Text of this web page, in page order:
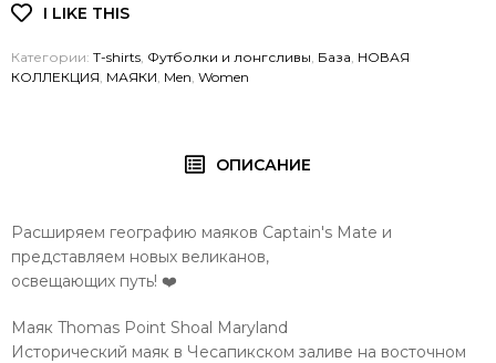
Категории: T-shirts Футболки и лонгсливы База НОВАЯ
КОЛЛЕКЦИЯ МАЯКИ Men Women
ОПИСАНИЕ
Расширяем географию маяков Captain's Mate и
представляем новых великанов,
освещающих путь! ❤️
Маяк Thomas Point Shoal Maryland
Исторический маяк в Чесапикском заливе на восточном